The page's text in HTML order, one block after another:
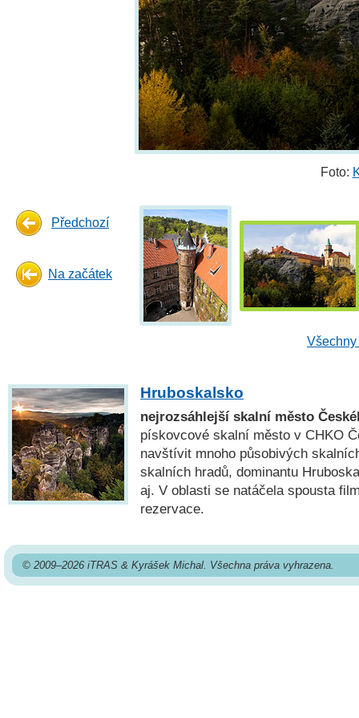
Foto:
Předchozí
Na začátek
Hruboskalsko
nejrozsáhlejší skalní město
pískovcové skalní město v CHKO
navštívit mnoho působivých
skalních hradů, dominantu
aj. V oblasti se natáčela spousta
rezervace.
© 2009–2026 iTRAS & Kyrášek Michal. Všechna práva vyhrazena.